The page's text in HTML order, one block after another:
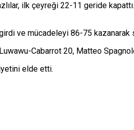
ilk çeyreği 22-11 geride
ve mücadeleyi 86-75 kazanarak
Cabarrot 20, Matteo
elde etti.